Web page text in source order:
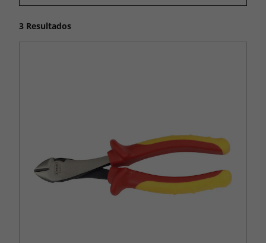
3 Resultados